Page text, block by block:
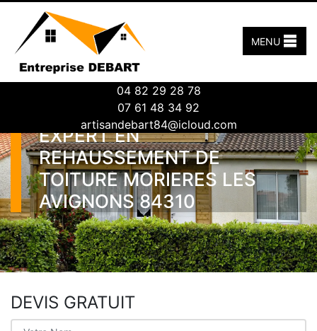
04 82 29 28 78
07 61 48 34 92
artisandebart84@icloud.com
MENU
EXPERT EN
REHAUSSEMENT DE
TOITURE MORIERES LES
AVIGNONS 84310
DEVIS GRATUIT